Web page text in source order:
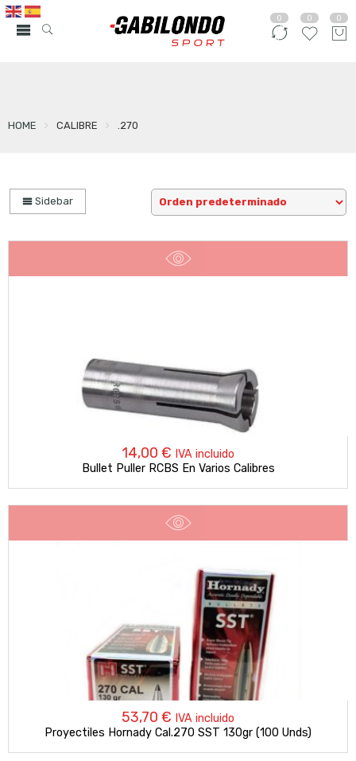
0 0 0
HOME CALIBRE .270
Sidebar
14,00 € IVA incluido
Bullet Puller RCBS En Varios Calibres
53,70 € IVA incluido
Proyectiles Hornady Cal.270 SST 130gr (100 Unds)